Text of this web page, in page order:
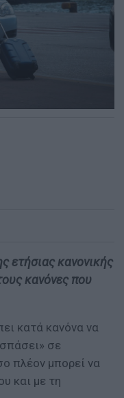
ετήσιας κανονικής
κανόνες που
κατά κανόνα να
σε
πλέον μπορεί να
και με τη